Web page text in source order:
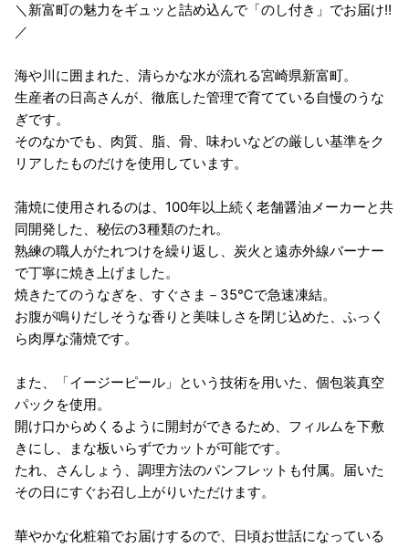
＼新富町の魅力をギュッと詰め込んで「のし付き」でお届け!!
／
海や川に囲まれた、清らかな水が流れる宮崎県新富町。
生産者の日高さんが、徹底した管理で育てている自慢のうな
ぎです。
そのなかでも、肉質、脂、骨、味わいなどの厳しい基準をク
リアしたものだけを使用しています。
蒲焼に使用されるのは、100年以上続く老舗醤油メーカーと共
同開発した、秘伝の3種類のたれ。
熟練の職人がたれつけを繰り返し、炭火と遠赤外線バーナー
で丁寧に焼き上げました。
焼きたてのうなぎを、すぐさま－35℃で急速凍結。
お腹が鳴りだしそうな香りと美味しさを閉じ込めた、ふっく
ら肉厚な蒲焼です。
また、「イージーピール」という技術を用いた、個包装真空
パックを使用。
開け口からめくるように開封ができるため、フィルムを下敷
きにし、まな板いらずでカットが可能です。
たれ、さんしょう、調理方法のパンフレットも付属。届いた
その日にすぐお召し上がりいただけます。
華やかな化粧箱でお届けするので、日頃お世話になっている